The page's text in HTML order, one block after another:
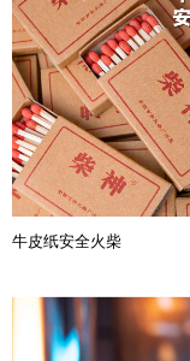
牛皮纸安全火柴